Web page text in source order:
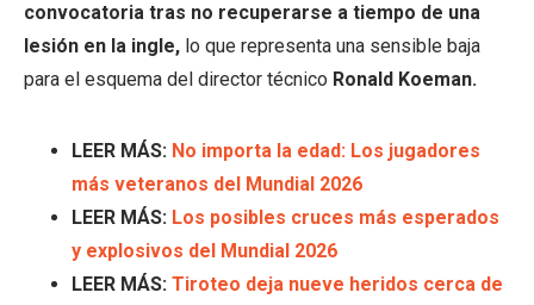
convocatoria tras no recuperarse a tiempo de una
lesión en la ingle, lo que representa una sensible baja
para el esquema del director técnico Ronald Koeman.
LEER MÁS: No importa la edad: Los jugadores
más veteranos del Mundial 2026
LEER MÁS: Los posibles cruces más esperados
y explosivos del Mundial 2026
LEER MÁS: Tiroteo deja nueve heridos cerca de